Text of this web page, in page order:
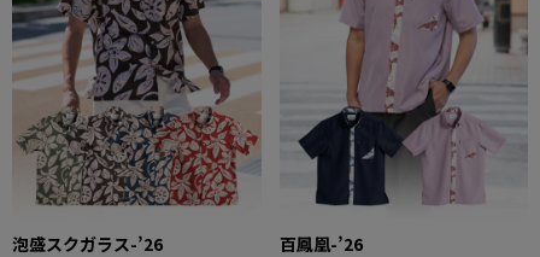
泡盛スクガラス-’26
百鳳凰-’26